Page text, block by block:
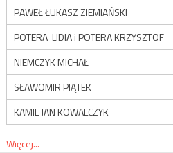
PAWEŁ ŁUKASZ ZIEMIAŃSKI
POTERA LIDIA i POTERA KRZYSZTOF
NIEMCZYK MICHAŁ
SŁAWOMIR PIĄTEK
KAMIL JAN KOWALCZYK
Więcej...